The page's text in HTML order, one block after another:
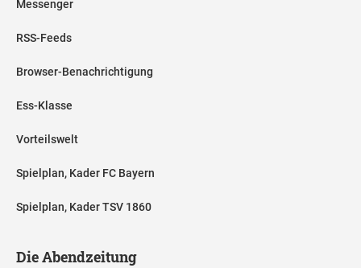
Messenger
RSS-Feeds
Browser-Benachrichtigung
Ess-Klasse
Vorteilswelt
Spielplan, Kader FC Bayern
Spielplan, Kader TSV 1860
Die Abendzeitung